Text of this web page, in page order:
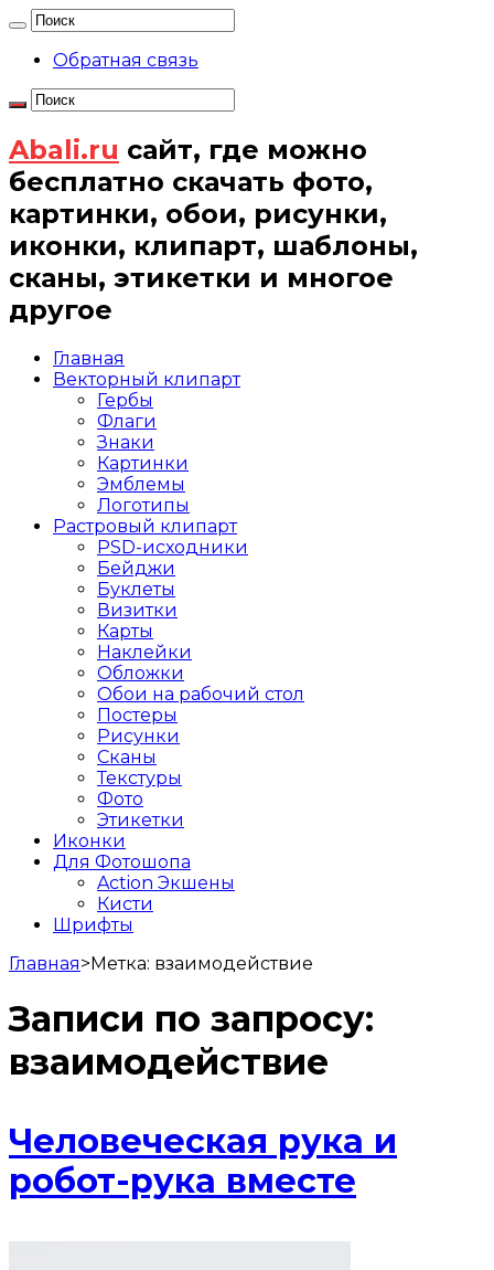
Обратная связь
Abali.ru сайт, где можно
бесплатно скачать фото,
картинки, обои, рисунки,
иконки, клипарт, шаблоны,
сканы, этикетки и многое
другое
Главная
Векторный клипарт
Гербы
Флаги
Знаки
Картинки
Эмблемы
Логотипы
Растровый клипарт
PSD-исходники
Бейджи
Буклеты
Визитки
Карты
Наклейки
Обложки
Обои на рабочий стол
Постеры
Рисунки
Сканы
Текстуры
Фото
Этикетки
Иконки
Для Фотошопа
Action Экшены
Кисти
Шрифты
Главная>Метка: взаимодействие
Записи по запросу:
взаимодействие
Человеческая рука и
робот-рука вместе